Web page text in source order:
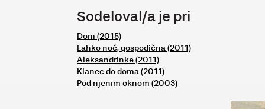
Sodeloval/a je pri
Dom (2015)
Lahko noč, gospodična (2011)
Aleksandrinke (2011)
Klanec do doma (2011)
Pod njenim oknom (2003)